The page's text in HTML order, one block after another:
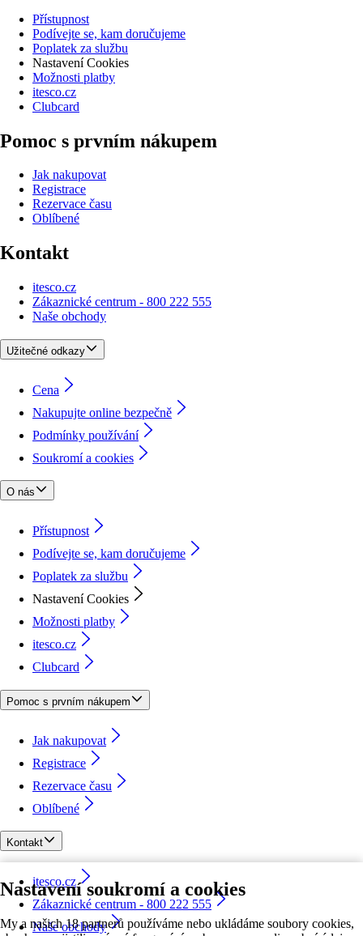
Nastavení soukromí a cookies
My a našich 18 partnerů používáme nebo ukládáme soubory cookies,
Přístupnost
Podívejte se, kam doručujeme
Poplatek za službu
Nastavení Cookies
Možnosti platby
itesco.cz
Clubcard
Pomoc s prvním nákupem
Jak nakupovat
Registrace
Rezervace času
Oblíbené
Kontakt
itesco.cz
Zákaznické centrum - 800 222 555
Naše obchody
Užitečné odkazy
Cena
Nakupujte online bezpečně
Podmínky používání
Soukromí a cookies
O nás
Přístupnost
Podívejte se, kam doručujeme
Poplatek za službu
Nastavení Cookies
Možnosti platby
itesco.cz
Clubcard
Pomoc s prvním nákupem
Jak nakupovat
Registrace
Rezervace času
Oblíbené
Kontakt
itesco.cz
Zákaznické centrum - 800 222 555
Naše obchody